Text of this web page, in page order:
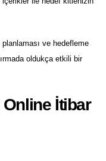
ve hedefleme
oldukça etkili bir
Online İtibar